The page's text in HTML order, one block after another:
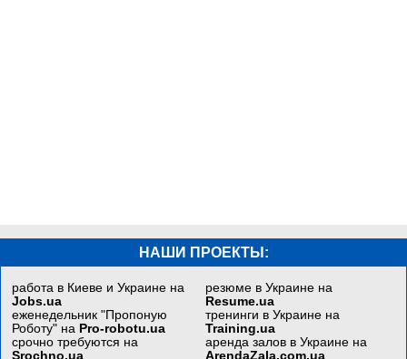
НАШИ ПРОЕКТЫ:
работа в Киеве и Украине на
Jobs.ua
еженедельник "Пропоную
Роботу" на Pro-robotu.ua
срочно требуются на
Srochno.ua
резюме в Украине на
Resume.ua
тренинги в Украине на
Training.ua
аренда залов в Украине на
ArendaZala.com.ua